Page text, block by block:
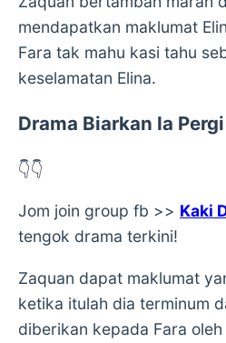
mendapatkan maklumat
Fara tak mahu kasi tahu
keselamatan Elina.
Drama Biarkan Ia
👇👇
Jom join group fb >> Kaki
tengok drama terkini!
Zaquan dapat maklumat
ketika itulah dia terminum
diberikan kepada Fara